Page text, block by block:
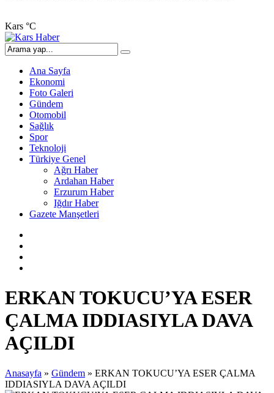
Kars °C
Ana Sayfa
Ekonomi
Foto Galeri
Gündem
Otomobil
Sağlık
Spor
Teknoloji
Türkiye Genel
Ağrı Haber
Ardahan Haber
Erzurum Haber
Iğdır Haber
Gazete Manşetleri
ERKAN TOKUCU’YA ESER
ÇALMA IDDIASIYLA DAVA
AÇILDI
Anasayfa » Gündem » ERKAN TOKUCU’YA ESER ÇALMA
IDDIASIYLA DAVA AÇILDI